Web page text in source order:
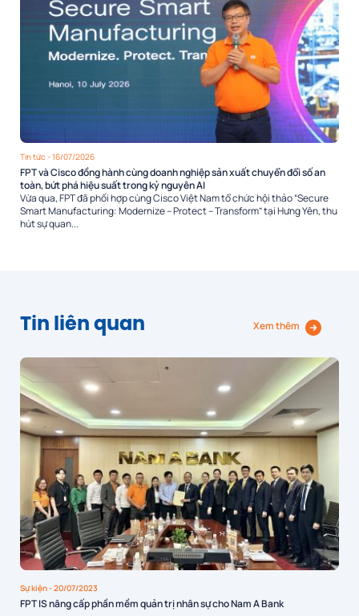
Tin tức - 16/07/2026
FPT và Cisco đồng hành cùng doanh nghiệp sản xuất chuyển đổi số an
toàn, bứt phá hiệu suất trong kỷ nguyên AI
Vừa qua, FPT đã phối hợp cùng Cisco Việt Nam tổ chức hội thảo “Secure
Smart Manufacturing: Modernize – Protect – Transform” tại Hưng Yên, thu
hút sự quan...
Tin liên quan Xem thêm
Sự kiện- 20/07/2023
FPT IS nâng cấp phần mềm quản trị nhân sự cho Nam A Bank